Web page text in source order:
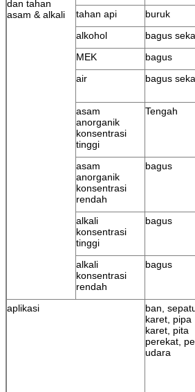
dan tahan
asam & alkali
tahan api buruk
alkohol
bagus
MEK
bagus
air
bagus
asam
anorganik
konsentrasi
tinggi
Tengah
asam
anorganik
konsentrasi
rendah
bagus
alkali
konsentrasi
tinggi
bagus
alkali
konsentrasi
rendah
bagus
aplikasi
ban,
karet, pipa
karet, pita
perekat,
udara